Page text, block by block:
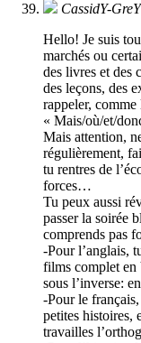
CassidY-GreY
Hello! Je suis
marchés ou
des livres et des
des leçons, des
rappeler, comme
« Mais/où/et/
Mais attention,
régulièrement,
tu rentres de
forces…
Tu peux aussi
passer la soirée
comprends pas
-Pour l’anglais,
films complet en
sous l’inverse:
-Pour le
petites histoires,
travailles